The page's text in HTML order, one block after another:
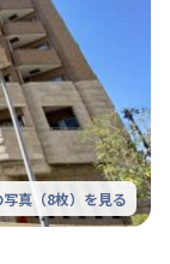
写真（8枚）を見る